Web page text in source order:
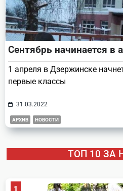
Сентябрь начинается в
1 апреля в Дзержинске
первые классы
31.03.2022
АРХИВ НОВОСТИ
ТОП 10 ЗА